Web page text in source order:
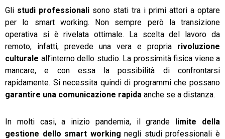
Gli studi professionali sono stati tra i primi attori a optare
per lo smart working. Non sempre però la transizione
operativa si è rivelata ottimale. La scelta del lavoro da
remoto, infatti, prevede una vera e propria rivoluzione
culturale all’interno dello studio. La prossimità fisica viene a
mancare, e con essa la possibilità di confrontarsi
rapidamente. Si necessita quindi di programmi che possano
garantire una comunicazione rapida anche se a distanza.
In molti casi, a inizio pandemia, il grande limite della
gestione dello smart working negli studi professionali è